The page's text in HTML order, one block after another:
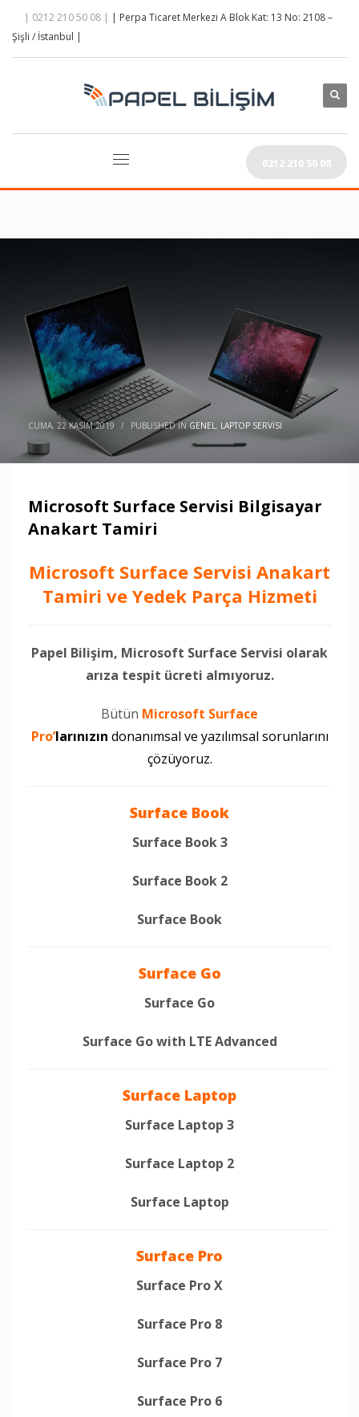
| 0212 210 50 08 | | Perpa Ticaret Merkezi A Blok Kat: 13 No: 2108 –
Şişli / İstanbul |
0212 210 50 08
CUMA, 22 KASIM 2019 / PUBLISHED IN GENEL , LAPTOP SERVISI
Microsoft Surface Servisi Bilgisayar
Anakart Tamiri
Microsoft Surface Servisi Anakart
Tamiri ve Yedek Parça Hizmeti
Papel Bilişim, Microsoft Surface Servisi olarak
arıza tespit ücreti almıyoruz.
Bütün Microsoft Surface
Pro’larınızın donanımsal ve yazılımsal sorunlarını
çözüyoruz.
Surface Book
Surface Book 3
Surface Book 2
Surface Book
Surface Go
Surface Go
Surface Go with LTE Advanced
Surface Laptop
Surface Laptop 3
Surface Laptop 2
Surface Laptop
Surface Pro
Surface Pro X
Surface Pro 8
Surface Pro 7
Surface Pro 6